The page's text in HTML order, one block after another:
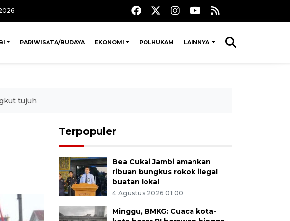
PARIWISATA/BUDAYA EKONOMI POLHUKAM LAINNYA
tujuh
Terpopuler
Bea Cukai Jambi amankan
ribuan bungkus rokok ilegal
buatan lokal
4 Agustus 2026 01:00
Minggu, BMKG: Cuaca kota-